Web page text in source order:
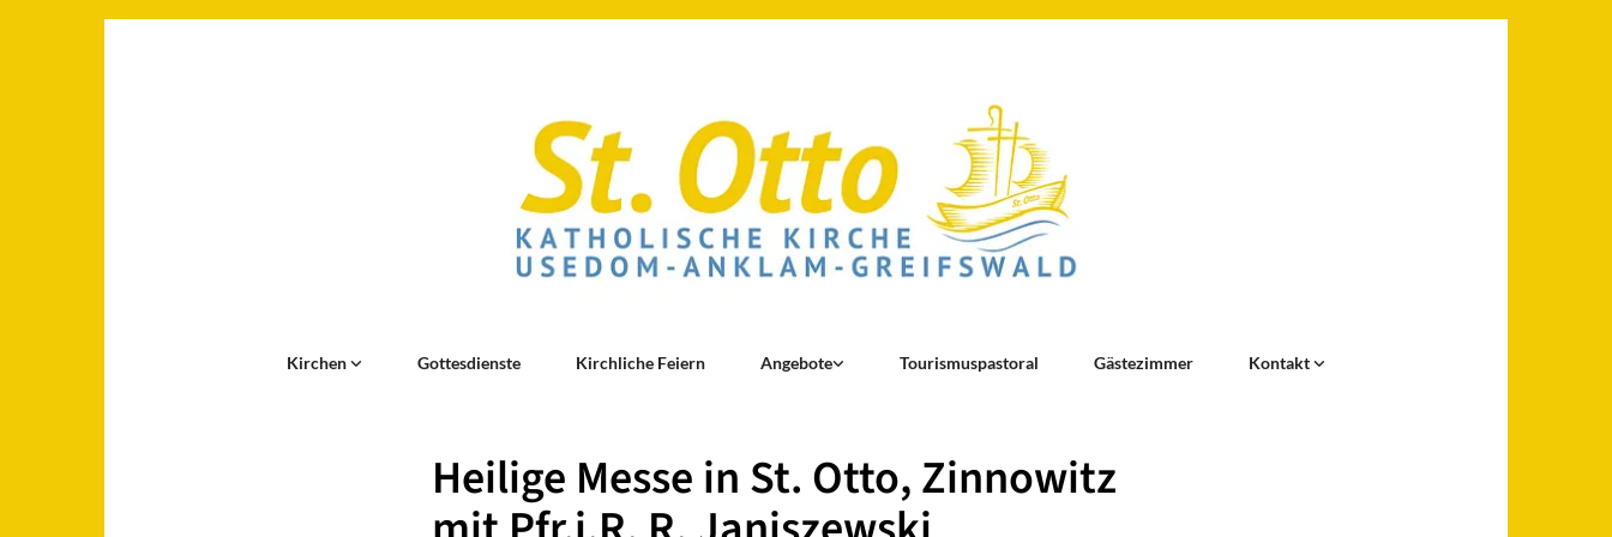
Kirchen Gottesdienste Kirchliche Feiern Angebote Tourismuspastoral Gästezimmer Kontakt
Heilige Messe in St. Otto, Zinnowitz